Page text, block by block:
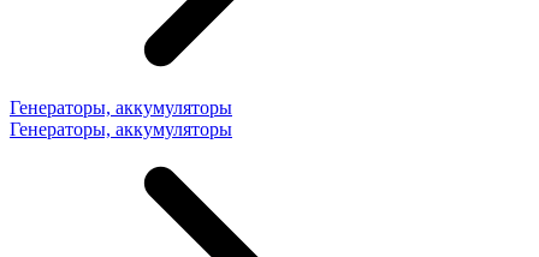
Генераторы, аккумуляторы
Генераторы, аккумуляторы